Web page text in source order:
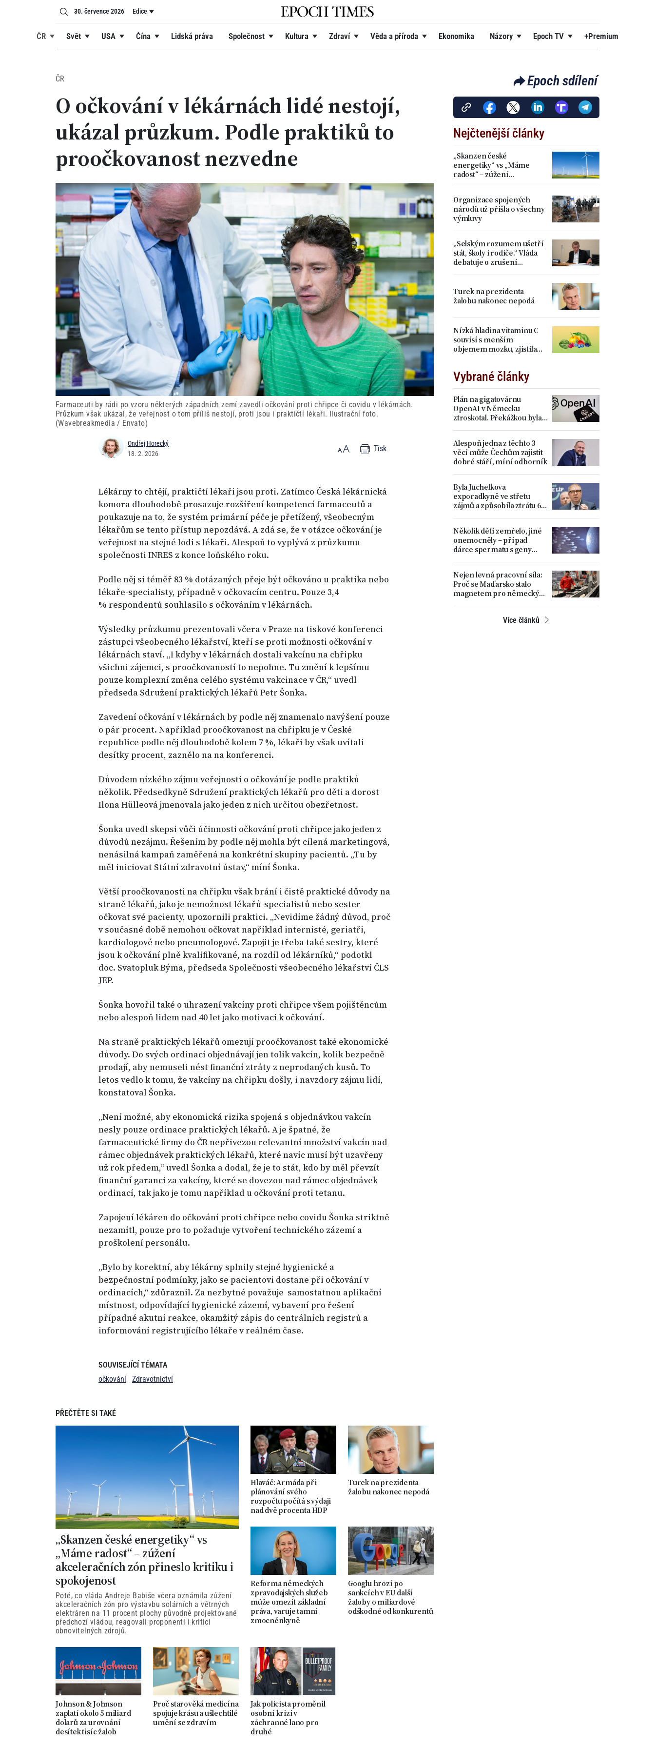
30. července 2026 Edice
ČR Svět USA Čína Lidská práva Společnost Kultura Zdraví Věda a příroda Ekonomika Názory Epoch TV +Premium
ČR
O očkování v lékárnách lidé nestojí,
ukázal průzkum. Podle praktiků to
proočkovanost nezvedne
Farmaceuti by rádi po vzoru některých západních zemí zavedli očkování proti chřipce či covidu v lékárnách.
Průzkum však ukázal, že veřejnost o tom příliš nestojí, proti jsou i praktičtí lékaři. Ilustrační foto.
(Wavebreakmedia / Envato)
Ondřej Horecký
18. 2. 2026
Tisk
Lékárny to chtějí, praktičtí lékaři jsou proti. Zatímco Česká lékárnická
komora dlouhodobě prosazuje rozšíření kompetencí farmaceutů a
poukazuje na to, že systém primární péče je přetížený, všeobecným
lékařům se tento přístup nepozdává. A zdá se, že v otázce očkování je
veřejnost na stejné lodi s lékaři. Alespoň to vyplývá z průzkumu
společnosti INRES z konce loňského roku.
Podle něj si téměř 83 % dotázaných přeje být očkováno u praktika nebo
lékaře-specialisty, případně v očkovacím centru. Pouze 3,4
% respondentů souhlasilo s očkováním v lékárnách.
Výsledky průzkumu prezentovali včera v Praze na tiskové konferenci
zástupci všeobecného lékařství, kteří se proti možnosti očkování v
lékárnách staví. „I kdyby v lékárnách dostali vakcínu na chřipku
všichni zájemci, s proočkovaností to nepohne. Tu změní k lepšímu
pouze komplexní změna celého systému vakcinace v ČR,“ uvedl
předseda Sdružení praktických lékařů Petr Šonka.
Zavedení očkování v lékárnách by podle něj znamenalo navýšení pouze
o pár procent. Například proočkovanost na chřipku je v České
republice podle něj dlouhodobě kolem 7 %, lékaři by však uvítali
desítky procent, zaznělo na na konferenci.
Důvodem nízkého zájmu veřejnosti o očkování je podle praktiků
několik. Předsedkyně Sdružení praktických lékařů pro děti a dorost
Ilona Hülleová jmenovala jako jeden z nich určitou obezřetnost.
Šonka uvedl skepsi vůči účinnosti očkování proti chřipce jako jeden z
důvodů nezájmu. Řešením by podle něj mohla být cílená marketingová,
nenásilná kampaň zaměřená na konkrétní skupiny pacientů. „Tu by
měl iniciovat Státní zdravotní ústav,“ míní Šonka.
Větší proočkovanosti na chřipku však brání i čistě praktické důvody na
straně lékařů, jako je nemožnost lékařů-specialistů nebo sester
očkovat své pacienty, upozornili praktici. „Nevidíme žádný důvod, proč
v současné době nemohou očkovat například internisté, geriatři,
kardiologové nebo pneumologové. Zapojit je třeba také sestry, které
jsou k očkování plně kvalifikované, na rozdíl od lékárníků,“ podotkl
doc. Svatopluk Býma, předseda Společnosti všeobecného lékařství ČLS
JEP.
Šonka hovořil také o uhrazení vakcíny proti chřipce všem pojištěncům
nebo alespoň lidem nad 40 let jako motivaci k očkování.
Na straně praktických lékařů omezují proočkovanost také ekonomické
důvody. Do svých ordinací objednávají jen tolik vakcín, kolik bezpečně
prodají, aby nemuseli nést finanční ztráty z neprodaných kusů. To
letos vedlo k tomu, že vakcíny na chřipku došly, i navzdory zájmu lidí,
konstatoval Šonka.
„Není možné, aby ekonomická rizika spojená s objednávkou vakcín
nesly pouze ordinace praktických lékařů. A je špatné, že
farmaceutické firmy do ČR nepřivezou relevantní množství vakcín nad
rámec objednávek praktických lékařů, které navíc musí být uzavřeny
už rok předem,“ uvedl Šonka a dodal, že je to stát, kdo by měl převzít
finanční garanci za vakcíny, které se dovezou nad rámec objednávek
ordinací, tak jako je tomu například u očkování proti tetanu.
Zapojení lékáren do očkování proti chřipce nebo covidu Šonka striktně
nezamítl, pouze pro to požaduje vytvoření technického zázemí a
proškolení personálu.
„Bylo by korektní, aby lékárny splnily stejné hygienické a
bezpečnostní podmínky, jako se pacientovi dostane při očkování v
ordinacích,“ zdůraznil. Za nezbytné považuje samostatnou aplikační
místnost, odpovídající hygienické zázemí, vybavení pro řešení
případné akutní reakce, okamžitý zápis do centrálních registrů a
informování registrujícího lékaře v reálném čase.
SOUVISEJÍCÍ TÉMATA
očkování
Zdravotnictví
PŘEČTĚTE SI TAKÉ
„Skanzen české energetiky“ vs
„Máme radost“ – zúžení
akceleračních zón přineslo kritiku i
spokojenost
Poté, co vláda Andreje Babiše včera oznámila zúžení
akceleračních zón pro výstavbu solárních a větrných
elektráren na 11 procent plochy původně projektované
předchozí vládou, reagovali proponenti i kritici
obnovitelných zdrojů.
Hlaváč: Armáda při
plánování svého
rozpočtu počítá s výdaji
nad dvě procenta HDP
Turek na prezidenta
žalobu nakonec nepodá
Reforma německých
zpravodajských služeb
může omezit základní
práva, varuje tamní
zmocněnkyně
Googlu hrozí po
sankcích v EU další
žaloby o miliardové
odškodné od konkurentů
Johnson & Johnson
zaplatí okolo 5 miliard
dolarů za urovnání
desítek tisíc žalob
Proč starověká medicína
spojuje krásu a ušlechtilé
umění se zdravím
Jak policista proměnil
osobní krizi v
záchranné lano pro
druhé
Epoch sdílení
Nejčtenější články
„Skanzen české
energetiky“ vs „Máme
radost“ – zúžení
Organizace spojených
národů už přišla o všechny
výmluvy
„Selským rozumem ušetří
stát, školy i rodiče.“ Vláda
debatuje o zrušení
Turek na prezidenta
žalobu nakonec nepodá
Nízká hladina vitaminu C
souvisí s menším
objemem mozku, zjistila
Vybrané články
Plán na gigatovárnu
OpenAI v Německu
ztroskotal. Překážkou byla
Alespoň jedna z těchto 3
věcí může Čechům zajistit
dobré stáří, míní odborník
Byla Juchelkova
exporadkyně ve střetu
zájmů a způsobila ztrátu 64
ministr
Několik dětí zemřelo, jiné
onemocněly – případ
dárce spermatu s geny
Nejen levná pracovní síla:
Proč se Maďarsko stalo
magnetem pro německý
Více článků